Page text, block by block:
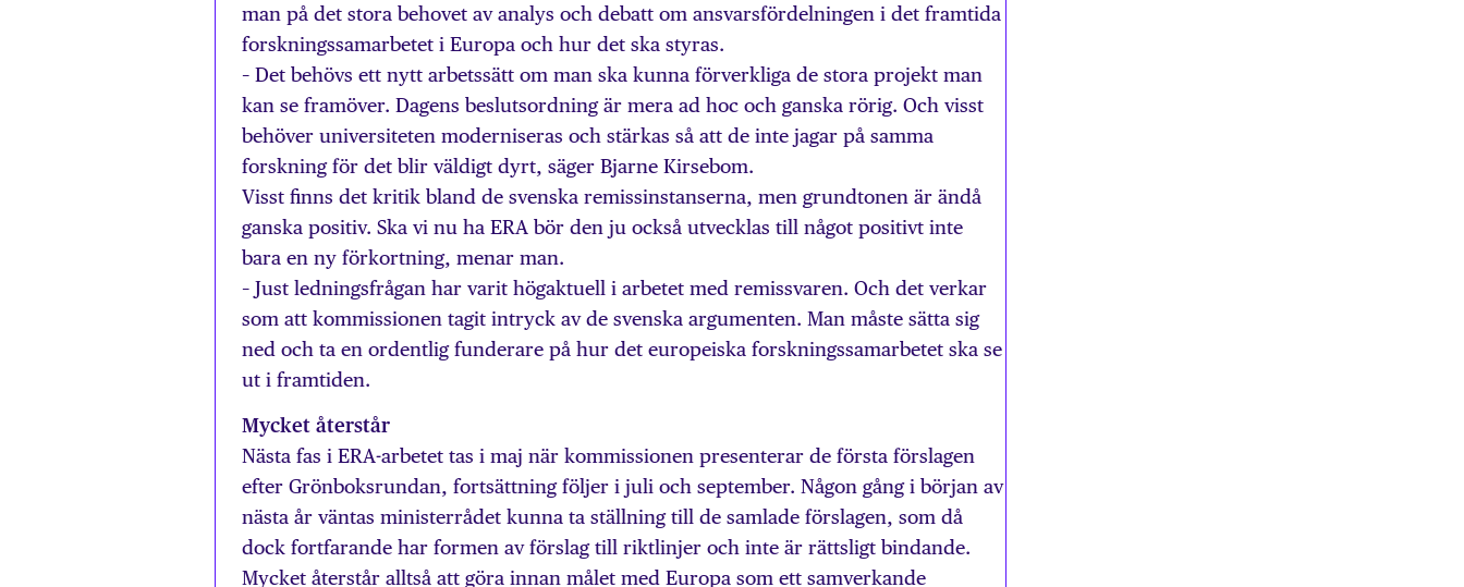
man på det stora behovet av analys och debatt om ansvarsfördelningen i det framtida
forskningssamarbetet i Europa och hur det ska styras.
– Det behövs ett nytt arbetssätt om man ska kunna förverkliga de stora projekt man
kan se framöver. Dagens beslutsordning är mera ad hoc och ganska rörig. Och visst
behöver universiteten moderniseras och stärkas så att de inte jagar på samma
forskning för det blir väldigt dyrt, säger Bjarne Kirsebom.
Visst finns det kritik bland de svenska remissinstanserna, men grundtonen är ändå
ganska positiv. Ska vi nu ha ERA bör den ju också utvecklas till något positivt inte
bara en ny förkortning, menar man.
– Just ledningsfrågan har varit högaktuell i arbetet med remissvaren. Och det verkar
som att kommissionen tagit intryck av de svenska argumenten. Man måste sätta sig
ned och ta en ordentlig funderare på hur det europeiska forskningssamarbetet ska se
ut i framtiden.
Mycket återstår
Nästa fas i ERA-arbetet tas i maj när kommissionen presenterar de första förslagen
efter Grönboksrundan, fortsättning följer i juli och september. Någon gång i början av
nästa år väntas ministerrådet kunna ta ställning till de samlade förslagen, som då
dock fortfarande har formen av förslag till riktlinjer och inte är rättsligt bindande.
Mycket återstår alltså att göra innan målet med Europa som ett samverkande